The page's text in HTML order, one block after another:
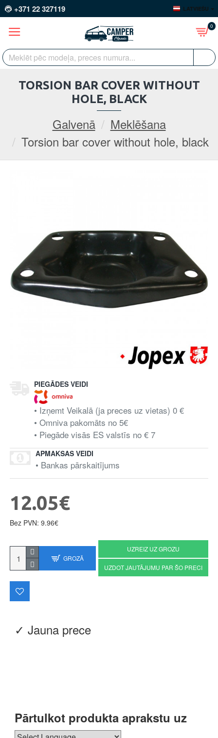
+371 22 327119 LATVIEŠU
0
Galvenā
Meklēšana
Torsion bar cover without hole, black
TORSION BAR COVER WITHOUT
HOLE, BLACK
PIEGĀDES VEIDI
• Izņemt Veikalā (ja preces uz vietas) 0 €
• Omniva pakomāts no 5€
• Piegāde visās ES valstīs no € 7
APMAKSAS VEIDI
• Bankas pārskaitījums
✓ Jauna prece
Pārtulkot produkta aprakstu uz
12.05€
Bez PVN: 9.96€
GROZĀ
UZREIZ UZ GROZU
UZDOT JAUTĀJUMU PAR ŠO PRECI